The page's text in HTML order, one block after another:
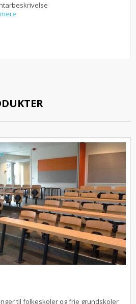
til folkeskoler og frie grundskoler